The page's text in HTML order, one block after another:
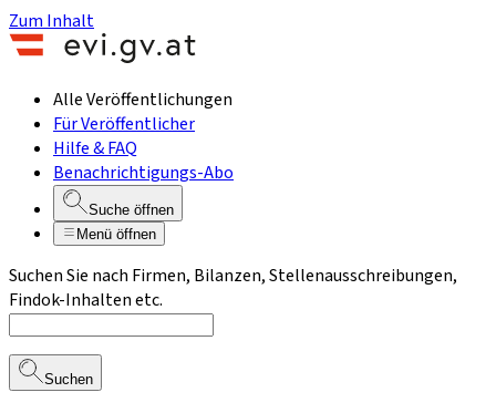
Zum Inhalt
Alle Veröffentlichungen
Für Veröffentlicher
Hilfe & FAQ
Benachrichtigungs-Abo
Suche öffnen
Menü öffnen
Suchen Sie nach Firmen, Bilanzen, Stellenausschreibungen,
Findok-Inhalten etc.
Suchen